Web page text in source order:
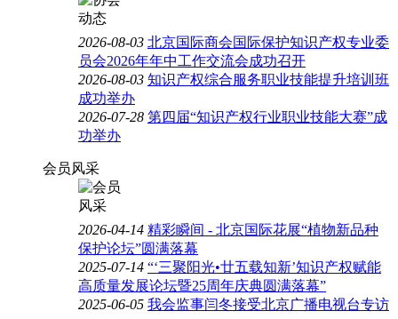
2026-08-03 北京国际商会国际保护知识产权专业委
员会2026年年中工作交流会成功召开
2026-08-03 知识产权综合服务职业技能提升培训班
成功举办
2026-07-28 第四届“知识产权行业职业技能大赛”成
功举办
会员风采
2026-04-14 精彩瞬间 - 北京国际花展“植物新品种
保护论坛”圆满落幕
2025-07-14 “‘三聚阳光•廿五载知新’知识产权赋能
高质量发展论坛暨25周年庆典圆满落幕”
2025-06-05 我会监事闫冬接受北京广播电视台专访